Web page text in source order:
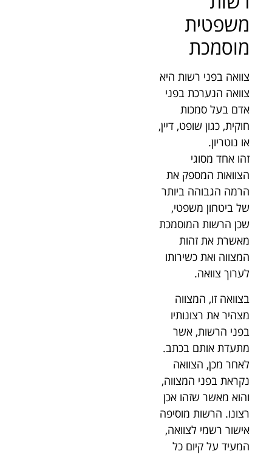
משפטית
מוסמכת
צוואה בפני רשות היא
צוואה הנערכת בפני
אדם בעל סמכות
חוקית, כגון שופט, דיין,
או נוטריון.
זהו אחד מסוגי
הצוואות המספק את
הרמה הגבוהה ביותר
של ביטחון משפטי,
שכן הרשות המוסמכת
מאשרת את זהות
המצווה ואת כשירותו
לערוך צוואה.
בצוואה זו, המצווה
מצהיר את רצונותיו
בפני הרשות, אשר
מתעדת אותם בכתב.
לאחר מכן, הצוואה
נקראת בפני המצווה,
והוא מאשר שזהו אכן
רצונו. הרשות מוסיפה
אישור רשמי לצוואה,
המעיד על קיום כל